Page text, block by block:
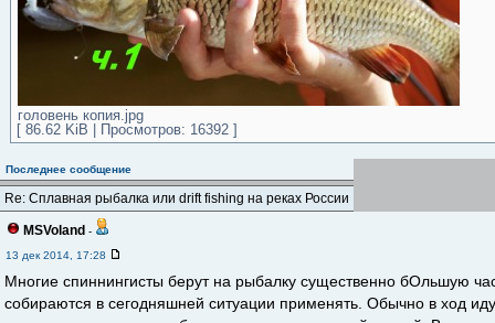
головень копия.jpg
[ 86.62 KiB | Просмотров: 16392 ]
Последнее сообщение
Re: Сплавная рыбалка или drift fishing на реках России
MSVoland -
13 дек 2014, 17:28
Многие спиннингисты берут на рыбалку существенно бОльшую
собираются в сегодняшней ситуации применять. Обычно в ход